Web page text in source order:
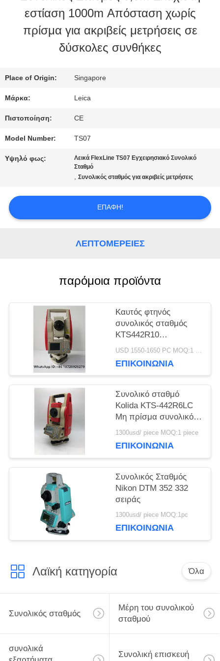
ΠΟΙΟΤΙΚΌΣ
ΈΛΕΓΧΟΣ
ΜΑΣ
ΕΛΆΤΕ
ΣΕ
ΕΠΑΦΉ
ΜΕ
ΖΗΤΉΣΤΕ
ΈΝΑ
ΑΠΌΣΠΑΣΜΑ
SITEMAP
PRIVACY
POLICY
εστίαση 1000m Απόσταση χωρίς
πρίσμα για ακριβείς μετρήσεις σε
δύσκολες συνθήκες
Place of Origin: Singapore
Μάρκα: Leica
Πιστοποίηση: CE
Model Number: TS07
Υψηλό φως:
Λεικά FlexLine TS07 Εγχειρησιακό Συνολικό
Σταθμό
,Συνολικός σταθμός για ακριβείς μετρήσεις
ΕΠΑΦΉ!
ΛΕΠΤΟΜΈΡΕΙΕΣ
παρόμοια προϊόντα
Καυτός φτηνός
συνολικός σταθμός
KTS442R10
Reflectorless 1000m
Kolida οργάνων
επαγγελματικός
USD 1550-1650 PC MOQ:1 pc
ΕΠΙΚΟΙΝΩΝΊΑ
Συνολικό σταθμό
Kolida KTS-442R6LC
Μη πρίσμα συνολικό
σταθμό 600M
1300usd/ piece MOQ:1 piece
ΕΠΙΚΟΙΝΩΝΊΑ
Συνολικός Σταθμός
Nikon DTM 352 332
σειράς
1300usd/ piece MOQ:1pc
ΕΠΙΚΟΙΝΩΝΊΑ
Λαϊκή κατηγορία Όλα
Συνολικός σταθμός
Μέρη του συνολικού
σταθμού
συνολικά
Συνολική επισκευή